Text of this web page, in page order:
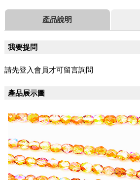
產品說明
我要提問
請先登入會員才可留言詢問
產品展示圖